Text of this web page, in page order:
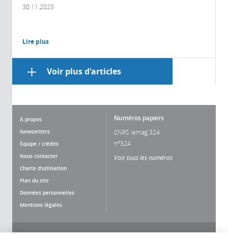
30.11.2025
Lire plus
Voir plus d'articles
À propos
Newsletters
Équipe / crédits
Nous contacter
Charte d'utilisation
Plan du site
Données personnelles
Mentions légales
Numéros papiers
CNRS lemag 324
n°324
Voir tous les numéros